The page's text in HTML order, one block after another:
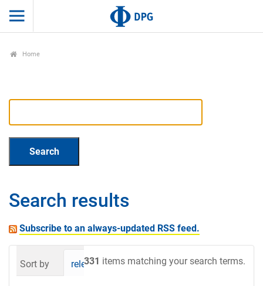
Home
Search results
Subscribe to an always-updated RSS feed.
331 items matching your search terms.
Sort by relevance date (newest first)